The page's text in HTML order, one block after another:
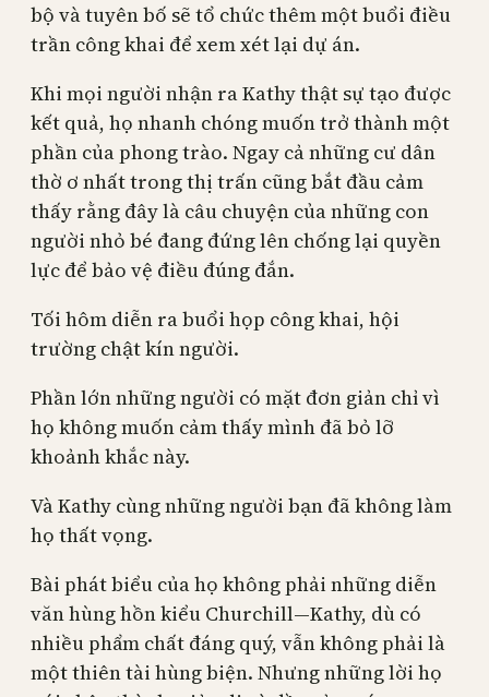
bộ và tuyên bố sẽ tổ chức thêm một buổi điều
trần công khai để xem xét lại dự án.
Khi mọi người nhận ra Kathy thật sự tạo được
kết quả, họ nhanh chóng muốn trở thành một
phần của phong trào. Ngay cả những cư dân
thờ ơ nhất trong thị trấn cũng bắt đầu cảm
thấy rằng đây là câu chuyện của những con
người nhỏ bé đang đứng lên chống lại quyền
lực để bảo vệ điều đúng đắn.
Tối hôm diễn ra buổi họp công khai, hội
trường chật kín người.
Phần lớn những người có mặt đơn giản chỉ vì
họ không muốn cảm thấy mình đã bỏ lỡ
khoảnh khắc này.
Và Kathy cùng những người bạn đã không làm
họ thất vọng.
Bài phát biểu của họ không phải những diễn
văn hùng hồn kiểu Churchill—Kathy, dù có
nhiều phẩm chất đáng quý, vẫn không phải là
một thiên tài hùng biện. Nhưng những lời họ